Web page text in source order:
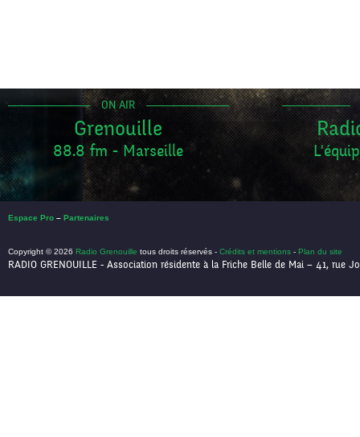
ON AIR
Grenouille
88.8 fm - Marseille
Espace Pro – Partenaires
Copyright © 2026 Radio Grenouille tous droits réservés - Crédits et mentions - Plan du site
RADIO GRENOUILLE - Association résidente à la Friche Belle de Mai – 41, rue